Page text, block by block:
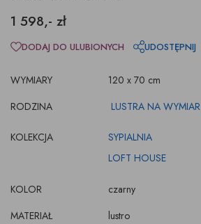
1 598,- zł
WYMIARY
120 x 70 cm
RODZINA
LUSTRA NA WYMIAR
KOLEKCJA
SYPIALNIA
LOFT HOUSE
KOLOR
czarny
MATERIAŁ
lustro
DODAJ DO ULUBIONYCH UDOSTĘPNIJ